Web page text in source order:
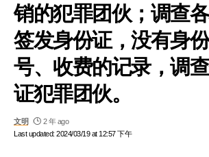
销的犯罪团伙；调查
签发身份证，没有身
号、收费的记录，调
证犯罪团伙。
Last updated: 2024/03/19 at 12:57 下午
文明 2 年 ago